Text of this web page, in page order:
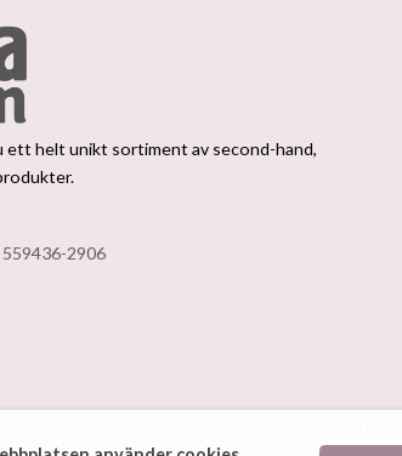
ett helt unikt sortiment av second-hand,
2906